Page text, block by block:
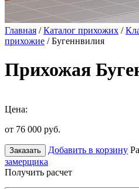
Главная /Каталог прихожих /
прихожие / Бугеннвилия
Прихожая
Цена:
от 76 000 руб.
Заказать Добавить в корзину
замерщика
Получить расчет